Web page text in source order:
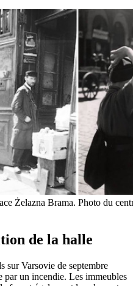
Żelazna Brama. Photo du
de la halle
sur Varsovie de septembre
par un incendie. Les immeubles